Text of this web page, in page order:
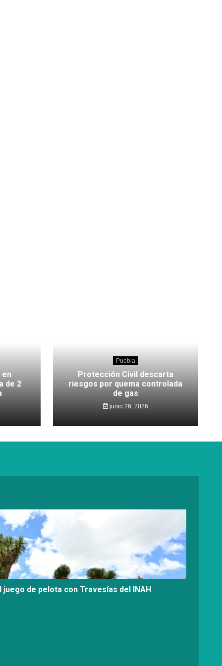
en
de 2
Puebla
Protección Civil descarta
riesgos por quema controlada
de gas
junio 26, 2026
de pelota con Travesías del INAH